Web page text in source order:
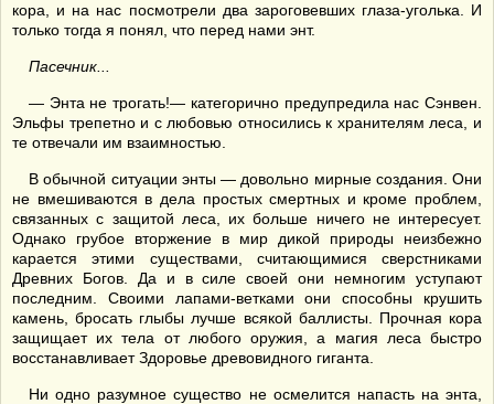
кора, и на нас посмотрели два зароговевших глаза-уголька. И
только тогда я понял, что перед нами энт.
Пасечник...
— Энта не трогать!— категорично предупредила нас Сэнвен.
Эльфы трепетно и с любовью относились к хранителям леса, и
те отвечали им взаимностью.
В обычной ситуации энты — довольно мирные создания. Они
не вмешиваются в дела простых смертных и кроме проблем,
связанных с защитой леса, их больше ничего не интересует.
Однако грубое вторжение в мир дикой природы неизбежно
карается этими существами, считающимися сверстниками
Древних Богов. Да и в силе своей они немногим уступают
последним. Своими лапами-ветками они способны крушить
камень, бросать глыбы лучше всякой баллисты. Прочная кора
защищает их тела от любого оружия, а магия леса быстро
восстанавливает Здоровье древовидного гиганта.
Ни одно разумное существо не осмелится напасть на энта,